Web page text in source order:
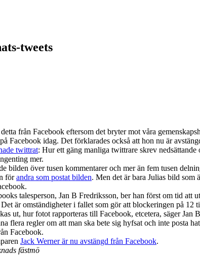
tweets
från Facebook eftersom det bryter mot våra
Facebook idag. Det förklarades också att hon nu är
twittrat: Hur ett gäng manliga twittrare skrev
mer.
bilden över tusen kommentarer och mer än fem tusen
förandra som postat bilden. Men det är bara Julias bild som
talesperson, Jan B Fredriksson, ber han först om tid att
är omständigheter i fallet som gör att blockeringen på 12
ut, hur fotot rapporteras till Facebook, etcetera, säger Jan
flera regler om att man ska bete sig hyfsat och inte posta
Facebook.
Jack Werner är nu avstängd från Facebook.
fästmö